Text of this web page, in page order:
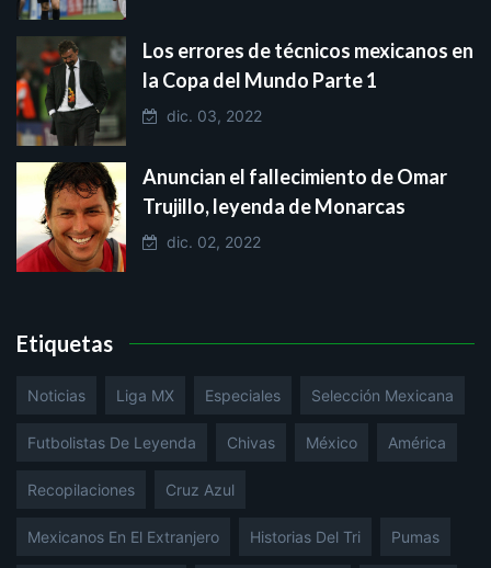
Los errores de técnicos mexicanos en
la Copa del Mundo Parte 1
dic. 03, 2022
Anuncian el fallecimiento de Omar
Trujillo, leyenda de Monarcas
dic. 02, 2022
Etiquetas
Noticias Liga MX Especiales Selección Mexicana
Futbolistas De Leyenda Chivas México América
Recopilaciones Cruz Azul
Mexicanos En El Extranjero Historias Del Tri Pumas